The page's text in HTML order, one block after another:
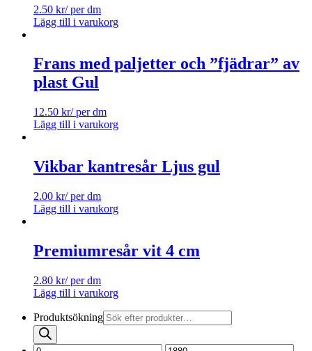
2.50 kr/ per dm
Lägg till i varukorg
Frans med paljetter och ”fjädrar” av
plast Gul
12.50 kr/ per dm
Lägg till i varukorg
Vikbar kantresår Ljus gul
2.00 kr/ per dm
Lägg till i varukorg
Premiumresår vit 4 cm
2.80 kr/ per dm
Lägg till i varukorg
Produktsökning